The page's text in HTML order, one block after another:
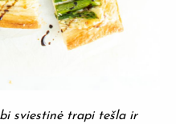
sviestinė trapi tešla ir